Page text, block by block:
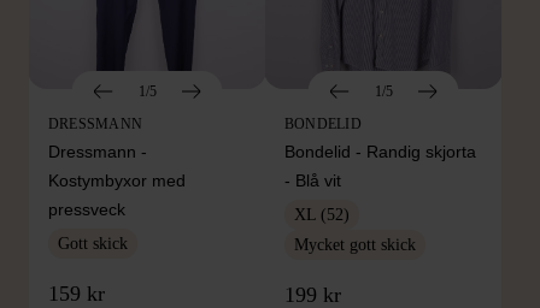
1/5
DRESSMANN
Dressmann -
Kostymbyxor med
pressveck
Gott skick
159 kr
1/5
BONDELID
Bondelid - Randig skjorta
- Blå vit
XL (52)
Mycket gott skick
199 kr